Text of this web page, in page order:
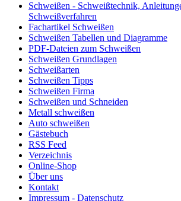
Schweißen - Schweißtechnik,
Schweißverfahren
Fachartikel Schweißen
Schweißen Tabellen und Diagramme
PDF-Dateien zum Schweißen
Schweißen Grundlagen
Schweißarten
Schweißen Tipps
Schweißen Firma
Schweißen und Schneiden
Metall schweißen
Auto schweißen
Gästebuch
RSS Feed
Verzeichnis
Online-Shop
Über uns
Kontakt
Impressum - Datenschutz